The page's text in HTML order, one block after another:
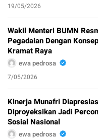
19/05/2026
Wakil Menteri BUMN
Pegadaian Dengan
Kramat Raya
ewa pedrosa
7/05/2026
Kinerja Munafri
Diproyeksikan Jadi
Sosial Nasional
ewa pedrosa